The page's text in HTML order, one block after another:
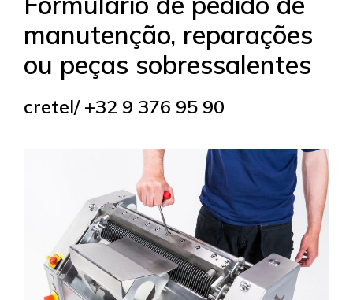
manutenção, reparações
ou peças sobressalentes
cretel/ +32 9 376 95 90